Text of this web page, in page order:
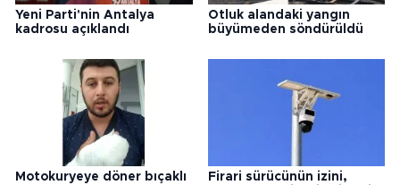
Yeni Parti'nin Antalya
kadrosu açıklandı
Otluk alandaki yangın
büyümeden söndürüldü
Motokuryeye döner bıçaklı
Firari sürücünün izini,